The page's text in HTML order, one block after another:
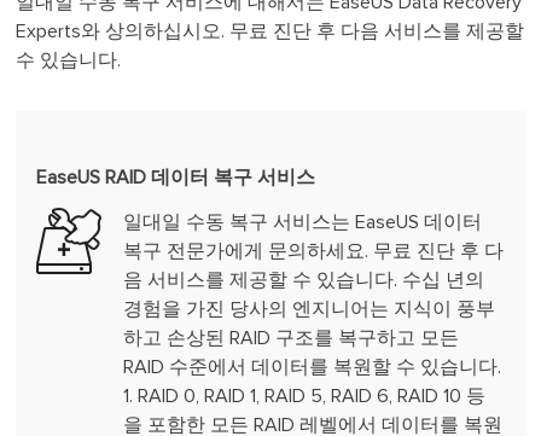
Experts와 상의하십시오. 무료 진단 후 다음 서비스를 제공할
수 있습니다.
EaseUS RAID 데이터 복구 서비스
일대일 수동 복구 서비스는 EaseUS 데이터
복구 전문가에게 문의하세요. 무료 진단 후 다
음 서비스를 제공할 수 있습니다. 수십 년의
경험을 가진 당사의 엔지니어는 지식이 풍부
하고 손상된 RAID 구조를 복구하고 모든
RAID 수준에서 데이터를 복원할 수 있습니다.
1. RAID 0, RAID 1, RAID 5, RAID 6, RAID 10 등
을 포함한 모든 RAID 레벨에서 데이터를 복원